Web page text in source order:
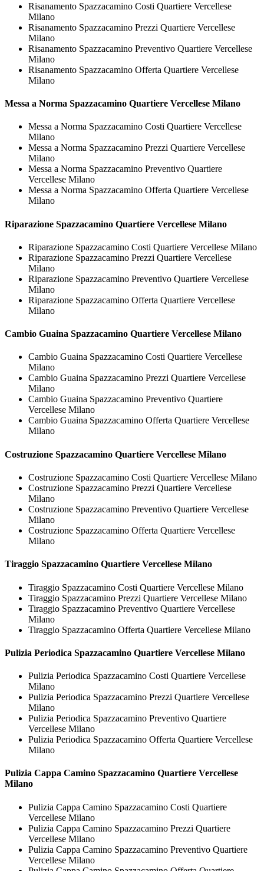
Risanamento Spazzacamino Costi Quartiere Vercellese
Milano
Risanamento Spazzacamino Prezzi Quartiere Vercellese
Milano
Risanamento Spazzacamino Preventivo Quartiere Vercellese
Milano
Risanamento Spazzacamino Offerta Quartiere Vercellese
Milano
Messa a Norma Spazzacamino Quartiere Vercellese Milano
Messa a Norma Spazzacamino Costi Quartiere Vercellese
Milano
Messa a Norma Spazzacamino Prezzi Quartiere Vercellese
Milano
Messa a Norma Spazzacamino Preventivo Quartiere
Vercellese Milano
Messa a Norma Spazzacamino Offerta Quartiere Vercellese
Milano
Riparazione Spazzacamino Quartiere Vercellese Milano
Riparazione Spazzacamino Costi Quartiere Vercellese Milano
Riparazione Spazzacamino Prezzi Quartiere Vercellese
Milano
Riparazione Spazzacamino Preventivo Quartiere Vercellese
Milano
Riparazione Spazzacamino Offerta Quartiere Vercellese
Milano
Cambio Guaina Spazzacamino Quartiere Vercellese Milano
Cambio Guaina Spazzacamino Costi Quartiere Vercellese
Milano
Cambio Guaina Spazzacamino Prezzi Quartiere Vercellese
Milano
Cambio Guaina Spazzacamino Preventivo Quartiere
Vercellese Milano
Cambio Guaina Spazzacamino Offerta Quartiere Vercellese
Milano
Costruzione Spazzacamino Quartiere Vercellese Milano
Costruzione Spazzacamino Costi Quartiere Vercellese Milano
Costruzione Spazzacamino Prezzi Quartiere Vercellese
Milano
Costruzione Spazzacamino Preventivo Quartiere Vercellese
Milano
Costruzione Spazzacamino Offerta Quartiere Vercellese
Milano
Tiraggio Spazzacamino Quartiere Vercellese Milano
Tiraggio Spazzacamino Costi Quartiere Vercellese Milano
Tiraggio Spazzacamino Prezzi Quartiere Vercellese Milano
Tiraggio Spazzacamino Preventivo Quartiere Vercellese
Milano
Tiraggio Spazzacamino Offerta Quartiere Vercellese Milano
Pulizia Periodica Spazzacamino Quartiere Vercellese Milano
Pulizia Periodica Spazzacamino Costi Quartiere Vercellese
Milano
Pulizia Periodica Spazzacamino Prezzi Quartiere Vercellese
Milano
Pulizia Periodica Spazzacamino Preventivo Quartiere
Vercellese Milano
Pulizia Periodica Spazzacamino Offerta Quartiere Vercellese
Milano
Pulizia Cappa Camino Spazzacamino Quartiere Vercellese
Milano
Pulizia Cappa Camino Spazzacamino Costi Quartiere
Vercellese Milano
Pulizia Cappa Camino Spazzacamino Prezzi Quartiere
Vercellese Milano
Pulizia Cappa Camino Spazzacamino Preventivo Quartiere
Vercellese Milano